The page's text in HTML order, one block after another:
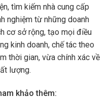
tìm kiếm nhà cung cấp
nghiệm từ những doanh
cơ sở rộng, tạo mọi điều
kinh doanh, chế tác theo
thời gian, vừa chính xác về
lượng.
khảo thêm: